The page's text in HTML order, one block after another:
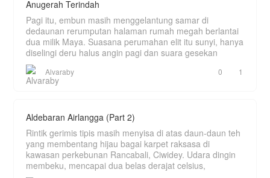
Anugerah Terindah
Pagi itu, embun masih menggelantung samar di
dedaunan rerumputan halaman rumah megah berlantai
dua milik Maya. Suasana perumahan elit itu sunyi, hanya
diselingi deru halus angin pagi dan suara gesekan
Alvaraby 0 1
Aldebaran Airlangga (Part 2)
Rintik gerimis tipis masih menyisa di atas daun-daun teh
yang membentang hijau bagai karpet raksasa di
kawasan perkebunan Rancabali, Ciwidey. Udara dingin
membeku, mencapai dua belas derajat celsius,